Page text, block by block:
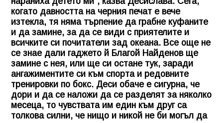
когато давността на черния печат е вече
изтекла, тя няма търпение да грабне куфаните
и да замине, за да се види с приятелите и
всичките си почитатели зад океана. Все още не
се знае дали гаджето й Благой Найденов ще
замине с нея, или ще си остане тук, заради
ангажиментите си към спорта и редовните
тренировки по бокс. Деси обаче е сигурна, че
дори и да се наложи да се разделят за няколко
месеца, то чувствата им един към друг са
толкова силни, че нищо и никой не би могъл да